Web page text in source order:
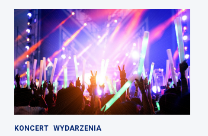
KONCERT WYDARZENIA